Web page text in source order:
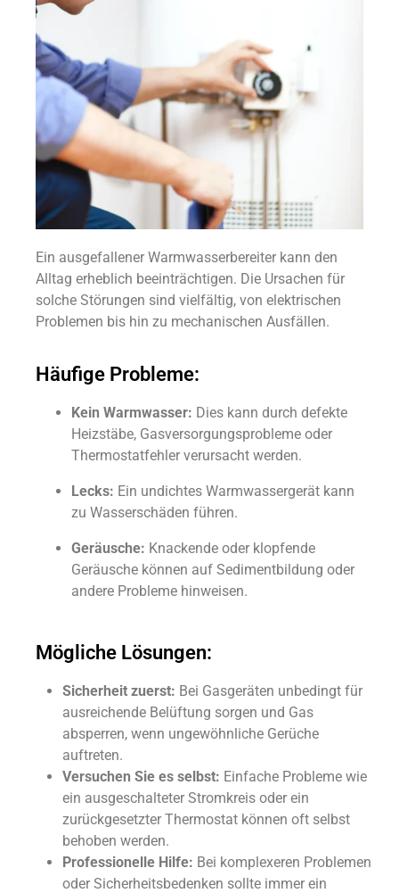
Ein ausgefallener Warmwasserbereiter kann den
Alltag erheblich beeinträchtigen. Die Ursachen für
solche Störungen sind vielfältig, von elektrischen
Problemen bis hin zu mechanischen Ausfällen.
Häufige Probleme:
Kein Warmwasser: Dies kann durch defekte
Heizstäbe, Gasversorgungsprobleme oder
Thermostatfehler verursacht werden.
Lecks: Ein undichtes Warmwassergerät kann
zu Wasserschäden führen.
Geräusche: Knackende oder klopfende
Geräusche können auf Sedimentbildung oder
andere Probleme hinweisen.
Mögliche Lösungen:
Sicherheit zuerst: Bei Gasgeräten unbedingt für
ausreichende Belüftung sorgen und Gas
absperren, wenn ungewöhnliche Gerüche
auftreten.
Versuchen Sie es selbst: Einfache Probleme wie
ein ausgeschalteter Stromkreis oder ein
zurückgesetzter Thermostat können oft selbst
behoben werden.
Professionelle Hilfe: Bei komplexeren Problemen
oder Sicherheitsbedenken sollte immer ein